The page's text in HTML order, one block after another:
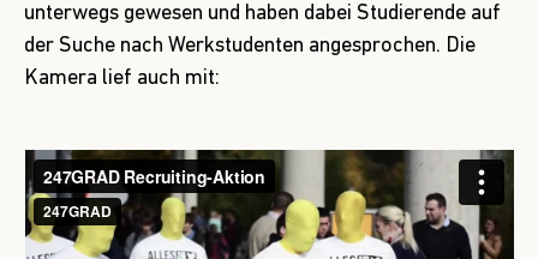
unterwegs gewesen und haben dabei Studierende auf
der Suche nach Werkstudenten angesprochen. Die
Kamera lief auch mit: